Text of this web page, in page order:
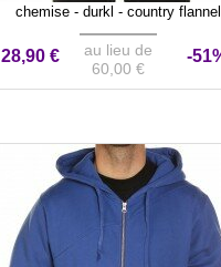
chemise - durkl - country flannel
28,90 €
au lieu de
60,00 €
-